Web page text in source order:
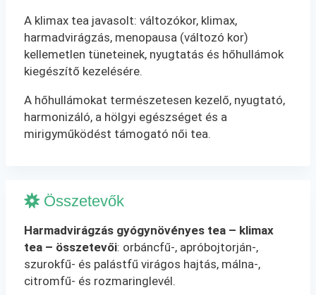
A klimax tea javasolt: változókor, klimax,
harmadvirágzás, menopausa (változó kor)
kellemetlen tüneteinek, nyugtatás és hőhullámok
kiegészítő kezelésére.
A hőhullámokat természetesen kezelő, nyugtató,
harmonizáló, a hölgyi egészséget és a
mirigyműködést támogató női tea.
Összetevők
Harmadvirágzás gyógynövényes tea – klimax
tea – összetevői: orbáncfű-, apróbojtorján-,
szurokfű- és palástfű virágos hajtás, málna-,
citromfű- és rozmaringlevél.